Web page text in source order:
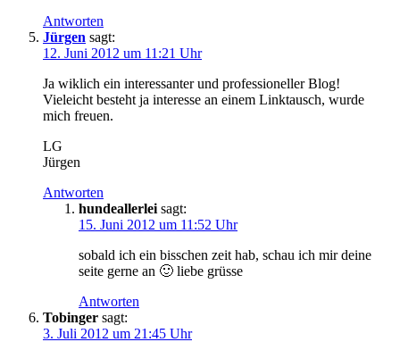
Antworten
Jürgen sagt:
12. Juni 2012 um 11:21 Uhr
Ja wiklich ein interessanter und professioneller Blog!
Vieleicht besteht ja interesse an einem Linktausch, wurde
mich freuen.
LG
Jürgen
Antworten
hundeallerlei sagt:
15. Juni 2012 um 11:52 Uhr
sobald ich ein bisschen zeit hab, schau ich mir deine
seite gerne an 🙂 liebe grüsse
Antworten
Tobinger sagt:
3. Juli 2012 um 21:45 Uhr